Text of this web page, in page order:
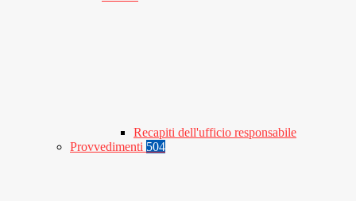
Recapiti dell'ufficio responsabile
Provvedimenti 504